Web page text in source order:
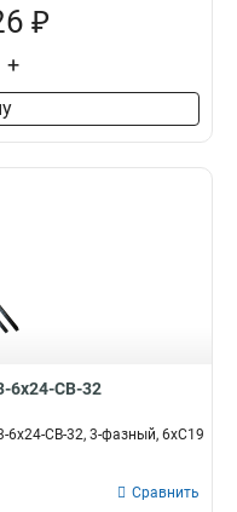
₽
+
6x24-CB-32
6x24-CB-32, 3-фазный, 6xC19
Сравнить